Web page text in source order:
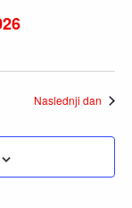
Naslednji dan